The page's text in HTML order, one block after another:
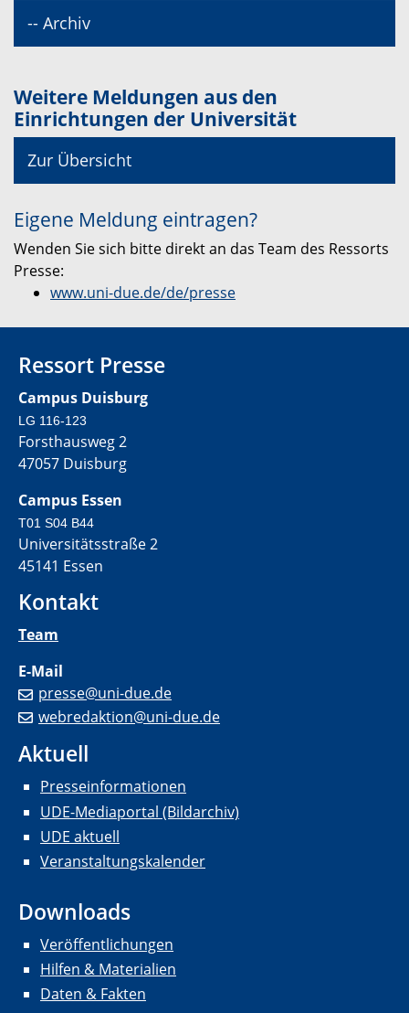
-- Archiv
Weitere Meldungen aus den
Einrichtungen der Universität
Zur Übersicht
Eigene Meldung eintragen?
Wenden Sie sich bitte direkt an das Team des Ressorts
Presse:
www.uni-due.de/de/presse
Ressort Presse
Campus Duisburg
LG 116-123
Forsthausweg 2
47057 Duisburg
Campus Essen
T01 S04 B44
Universitätsstraße 2
45141 Essen
Kontakt
Team
E-Mail
presse@uni-due.de
webredaktion@uni-due.de
Aktuell
Presseinformationen
UDE-Mediaportal (Bildarchiv)
UDE aktuell
Veranstaltungskalender
Downloads
Veröffentlichungen
Hilfen & Materialien
Daten & Fakten